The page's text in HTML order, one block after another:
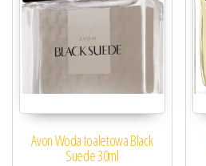
Avon Woda toaletowa Black
Suede 30ml